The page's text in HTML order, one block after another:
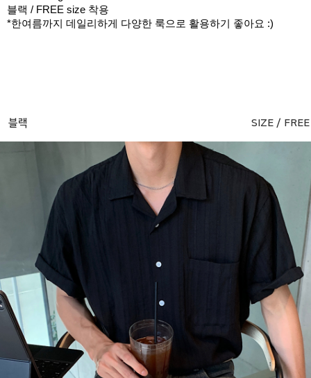
블랙 / FREE size 착용
*한여름까지 데일리하게 다양한 룩으로 활용하기 좋아요 :)
블랙 SIZE / FREE